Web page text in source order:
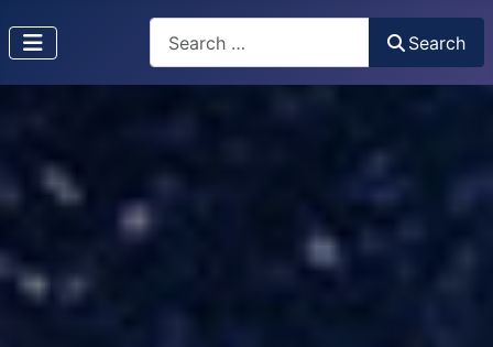
Type 2 or more characters for results.
Search